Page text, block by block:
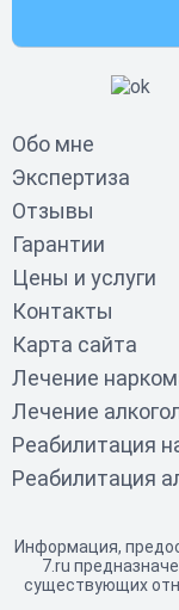
Обо мне
Экспертиза
Отзывы
Гарантии
Цены и услуги
Контакты
Карта сайта
Лечение
Лечение
Реабилитация
Реабилитация
Информация,
7.ru
существующих